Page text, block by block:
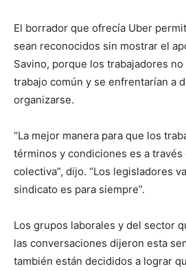
El borrador que ofrecía Uber
sean reconocidos sin mostrar el
Savino, porque los trabajadores
trabajo común y se enfrentarían a
organizarse.
“La mejor manera para que los
términos y condiciones es a través
colectiva”, dijo. “Los legisladores
sindicato es para siempre”.
Los grupos laborales y del sector
las conversaciones dijeron esta
también están decididos a lograr